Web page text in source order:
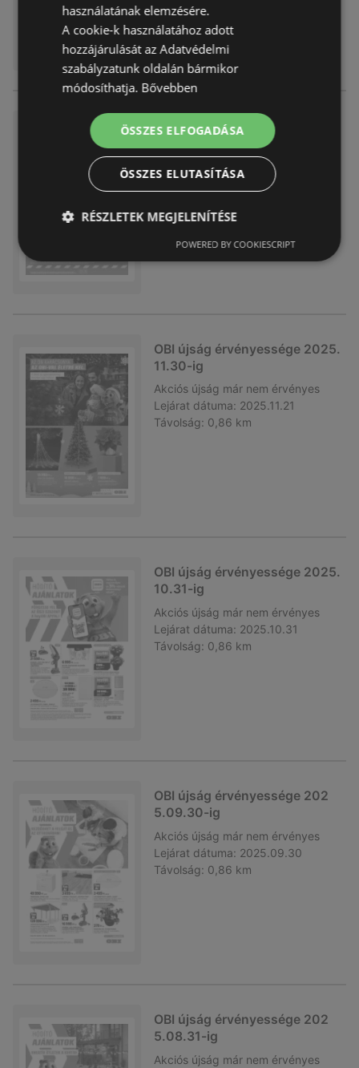
OBI újság érvényessége 2025.
Akciós újság
már nem érvényes
Lejárat dátuma: 2025.11.23
OBI újság érvényessége 2025.
11.30-ig
Akciós újság már nem érvényes
Lejárat dátuma: 2025.11.21
Távolság: 0,86 km
OBI újság érvényessége 2025.
10.31-ig
Akciós újság már nem érvényes
Lejárat dátuma: 2025.10.31
Távolság: 0,86 km
OBI újság érvényessége 202
5.09.30-ig
Akciós újság már nem érvényes
Lejárat dátuma: 2025.09.30
Távolság: 0,86 km
OBI újság érvényessége 202
5.08.31-ig
Akciós újság már nem érvényes
használatának elemzésére.
A cookie-k használatához adott
hozzájárulását az Adatvédelmi
szabályzatunk oldalán bármikor
módosíthatja. Bővebben
ÖSSZES ELFOGADÁSA
ÖSSZES ELUTASÍTÁSA
RÉSZLETEK MEGJELENÍTÉSE
POWERED BY COOKIESCRIPT